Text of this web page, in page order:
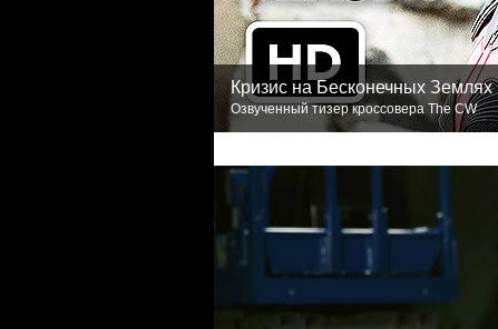
Кризис на Бесконечных Землях
Озвученный тизер кроссовера The CW